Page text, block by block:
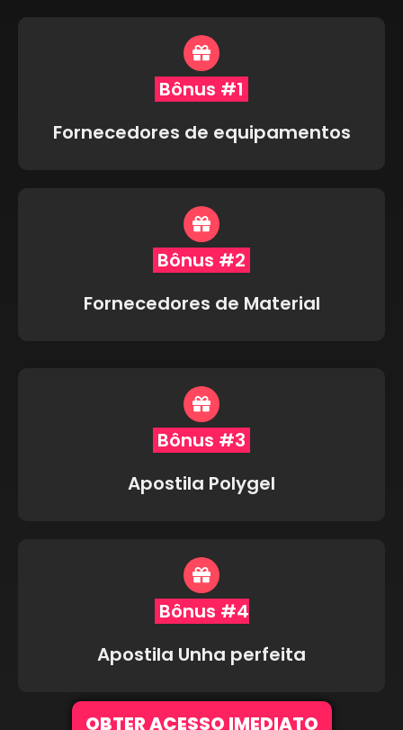
Bônus #1
Fornecedores de equipamentos
Bônus #2
Fornecedores de Material
Bônus #3
Apostila Polygel
Bônus #4
Apostila Unha perfeita
OBTER ACESSO IMEDIATO